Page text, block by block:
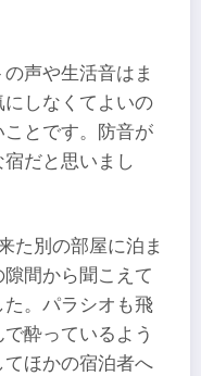
声や生活音はま
しなくてよいの
とです。防音が
だと思いまし
た別の部屋に泊ま
間から聞こえて
。パラシオも飛
酔っているよう
ほかの宿泊者へ